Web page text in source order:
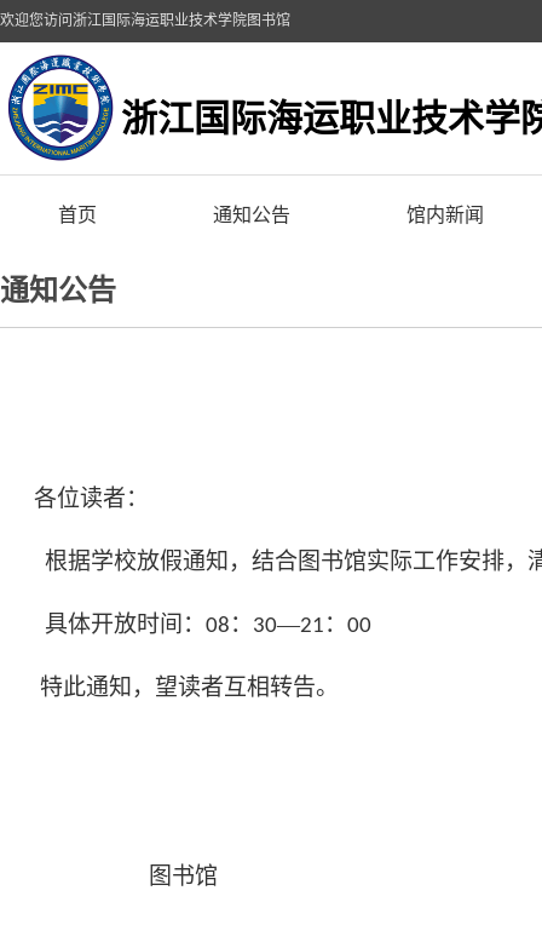
欢迎您访问浙江国际海运职业技术学院图书馆
浙江国际海运职业技术学
首页 通知公告 馆内新闻
通知公告
各位读者：
根据学校放假通知，结合图书馆实际工作安排，
具体开放时间： 08 ： 30—21 ： 00
特此通知，望读者互相转告。
图书馆